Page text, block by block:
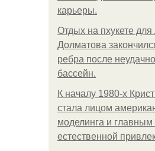
карьеры.
Отдых на пхукете для
Долматова
ребра после
бассейн.
К началу 1980-х
стала лицом
моделинга и
естественной